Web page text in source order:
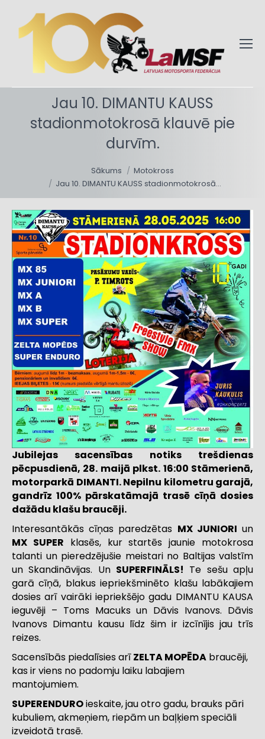
Jau 10. DIMANTU KAUSS
stadionmotokrosā klauvē pie
durvīm.
Sākums
Motokross
Jau 10. DIMANTU KAUSS stadionmotokrosā…
Jubilejas sacensības notiks trešdienas
pēcpusdienā, 28. maijā plkst. 16:00 Stāmerienā,
motorparkā DIMANTI. Nepilnu kilometru garajā,
gandrīz 100% pārskatāmajā trasē cīņā dosies
dažādu klašu braucēji.
Interesantākās cīņas paredzētas MX JUNIORI un
MX SUPER klasēs, kur startēs jaunie motokrosa
talanti un pieredzējušie meistari no Baltijas valstīm
un Skandināvijas. Un SUPERFINĀLS! Te sešu apļu
garā cīņā, blakus iepriekšminēto klašu labākajiem
dosies arī vairāki iepriekšējo gadu DIMANTU KAUSA
ieguvēji – Toms Macuks un Dāvis Ivanovs. Dāvis
Ivanovs Dimantu kausu līdz šim ir izcīnījis jau trīs
reizes.
Sacensībās piedalīsies arīZELTA MOPĒDA braucēji,
kas ir viens no padomju laiku labajiem
mantojumiem.
SUPERENDUROieskaite, jau otro gadu, brauks pāri
kubuliem, akmeņiem, riepām un baļķiem speciāli
izveidotā trasē.